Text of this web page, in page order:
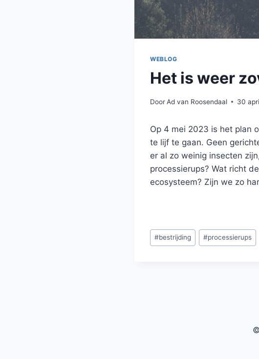
WEBLOG
Het is weer
DoorAd van Roosendaal 30
Op 4 mei 2023 is het plan
te lijf te gaan. Geen
er al zo weinig insecten
processierups? Wat richt
ecosysteem? Zijn we zo
Bericht
tags:
#bestrijding #processierups